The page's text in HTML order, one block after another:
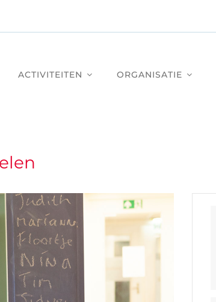
ACTIVITEITEN ORGANISATIE